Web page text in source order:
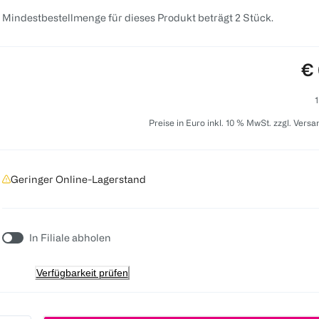
Mindestbestellmenge für dieses Produkt beträgt 2 Stück.
€
Preise in Euro inkl. 10 % MwSt. zzgl.
Geringer Online-Lagerstand
In Filiale abholen
Verfügbarkeit prüfen